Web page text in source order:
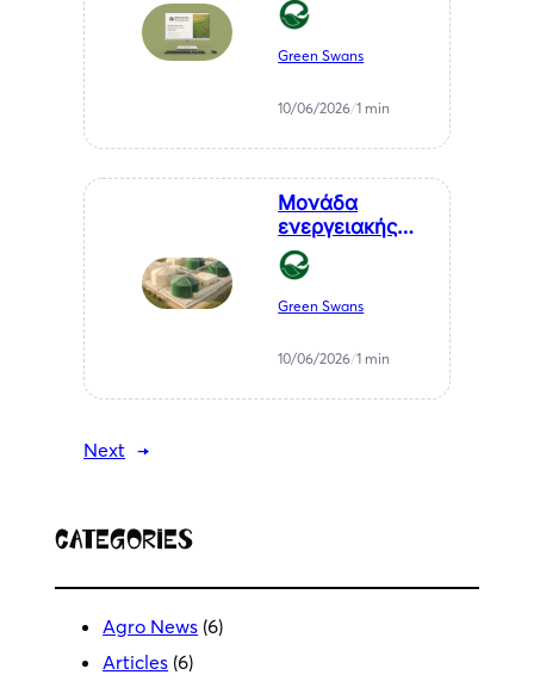
στον Μελιγαλά
Green Swans
10/06/2026/1 min
Μονάδα
ενεργειακής
αξιοποίησης
αγροτικών
υπολειμμάτων
Μελιγαλά
Green Swans
10/06/2026/1 min
Next →
Categories
Agro News (6)
Articles (6)